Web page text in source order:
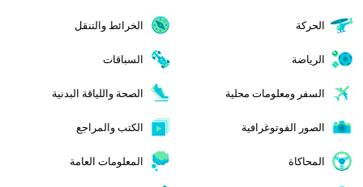
الحركة الخرائط والتنقل
الرياضة السباقات
السفر ومعلومات محلية الصحة واللياقة البدنية
الصور الفوتوغرافية الكتب والمراجع
المحاكاة المعلومات العامة